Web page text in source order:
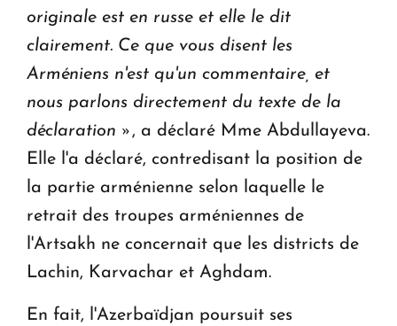
originale est en russe et elle le dit
clairement. Ce que vous disent les
Arméniens n'est qu'un commentaire, et
nous parlons directement du texte de la
déclaration », a déclaré Mme Abdullayeva.
Elle l'a déclaré, contredisant la position de
la partie arménienne selon laquelle le
retrait des troupes arméniennes de
l'Artsakh ne concernait que les districts de
Lachin, Karvachar et Aghdam.
En fait, l'Azerbaïdjan poursuit ses